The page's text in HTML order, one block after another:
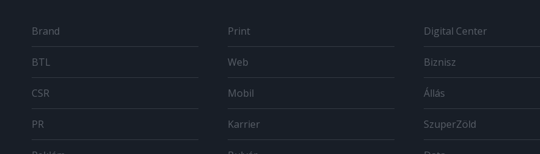
Brand
BTL
CSR
PR
Print
Web
Mobil
Karrier
Digital Center
Biznisz
Állás
SzuperZöld